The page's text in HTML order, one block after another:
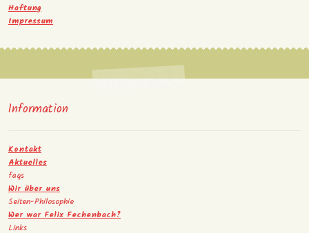
Haftung
Impressum
Information
Kontakt
Aktuelles
faqs
Wir über uns
Seiten-Philosophie
Wer war Felix Fechenbach?
Links